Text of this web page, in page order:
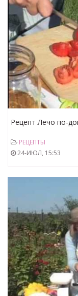
Рецепт Лечо по-
РЕЦЕПТЫ
24-ИЮЛ, 15:53